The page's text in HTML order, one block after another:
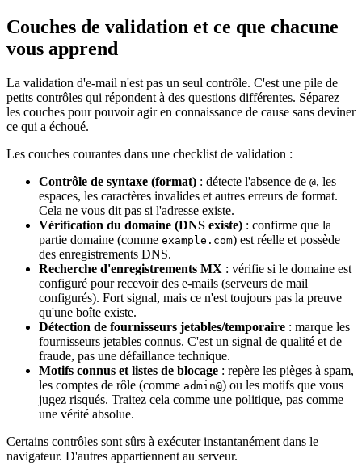
Couches de validation et ce que chacune
vous apprend
La validation d'e‑mail n'est pas un seul contrôle. C'est une pile de
petits contrôles qui répondent à des questions différentes. Séparez
les couches pour pouvoir agir en connaissance de cause sans deviner
ce qui a échoué.
Les couches courantes dans une checklist de validation :
Contrôle de syntaxe (format) : détecte l'absence de @, les
espaces, les caractères invalides et autres erreurs de format.
Cela ne vous dit pas si l'adresse existe.
Vérification du domaine (DNS existe) : confirme que la
partie domaine (comme example.com) est réelle et possède
des enregistrements DNS.
Recherche d'enregistrements MX : vérifie si le domaine est
configuré pour recevoir des e‑mails (serveurs de mail
configurés). Fort signal, mais ce n'est toujours pas la preuve
qu'une boîte existe.
Détection de fournisseurs jetables/temporaire : marque les
fournisseurs jetables connus. C'est un signal de qualité et de
fraude, pas une défaillance technique.
Motifs connus et listes de blocage : repère les pièges à spam,
les comptes de rôle (comme admin@) ou les motifs que vous
jugez risqués. Traitez cela comme une politique, pas comme
une vérité absolue.
Certains contrôles sont sûrs à exécuter instantanément dans le
navigateur. D'autres appartiennent au serveur.